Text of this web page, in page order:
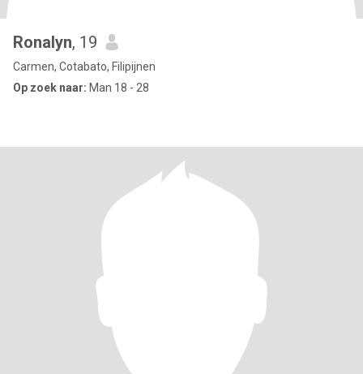
Ronalyn, 19
Carmen, Cotabato, Filipijnen
Op zoek naar: Man 18 - 28